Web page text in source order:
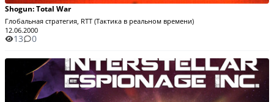
Shogun: Total War
Глобальная стратегия, RTT (Тактика в реальном времени)
12.06.2000
13 0